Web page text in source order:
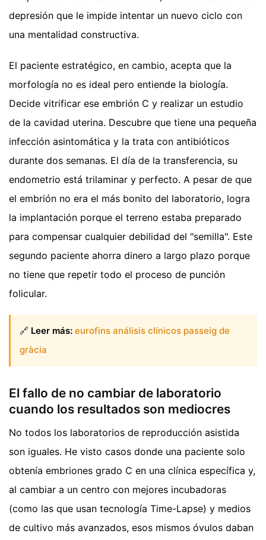
depresión que le impide intentar un nuevo ciclo con
una mentalidad constructiva.
El paciente estratégico, en cambio, acepta que la
morfología no es ideal pero entiende la biología.
Decide vitrificar ese embrión C y realizar un estudio
de la cavidad uterina. Descubre que tiene una pequeña
infección asintomática y la trata con antibióticos
durante dos semanas. El día de la transferencia, su
endometrio está trilaminar y perfecto. A pesar de que
el embrión no era el más bonito del laboratorio, logra
la implantación porque el terreno estaba preparado
para compensar cualquier debilidad del "semilla". Este
segundo paciente ahorra dinero a largo plazo porque
no tiene que repetir todo el proceso de punción
folicular.
🔗 Leer más: eurofins análisis clínicos passeig de
gràcia
El fallo de no cambiar de laboratorio
cuando los resultados son mediocres
No todos los laboratorios de reproducción asistida
son iguales. He visto casos donde una paciente solo
obtenía embriones grado C en una clínica específica y,
al cambiar a un centro con mejores incubadoras
(como las que usan tecnología Time-Lapse) y medios
de cultivo más avanzados, esos mismos óvulos daban